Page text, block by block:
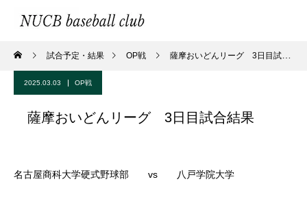
試合予定・結果 OP戦 薩摩おいどんリーグ 3日目試合結果
2025.03.03 OP戦
薩摩おいどんリーグ 3日目試合結果
名古屋商科大学硬式野球部 vs 八戸学院大学